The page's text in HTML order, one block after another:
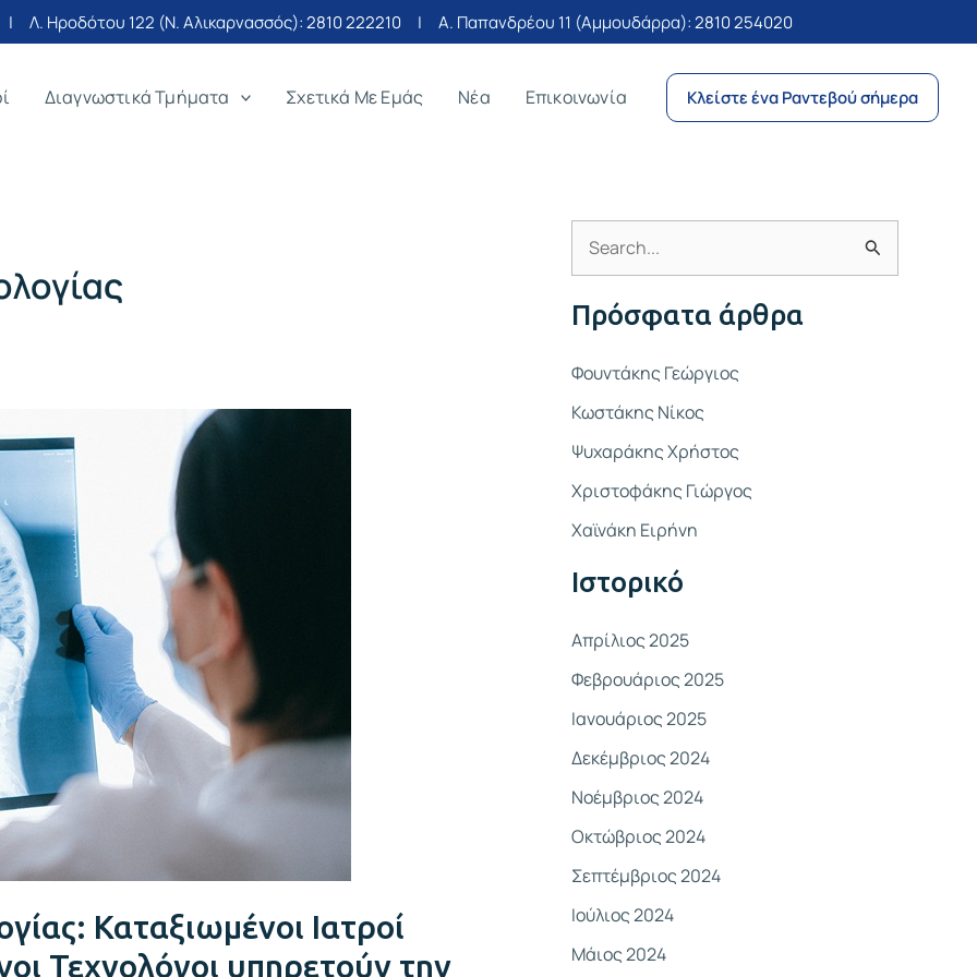
| Λ. Ηροδότου 122 (Ν. Αλικαρνασσός):2810 222210 | Α. Παπανδρέου 11 (Αμμουδάρρα):2810 254020
Διαγνωστικά Τμήματα Σχετικά Με Εμάς Νέα Επικοινωνία Κλείστε ένα Ραντεβού σήμερα
Καταξιωμένοι Ιατροί
Τεχνολόγοι υπηρετούν την
α
τ
η
σ
η
α
:
Πρόσφατα άρθρα
Φουντάκης Γεώργιος
Κωστάκης Νίκος
Ψυχαράκης Χρήστος
Χριστοφάκης Γιώργος
Χαϊνάκη Ειρήνη
Ιστορικό
Απρίλιος 2025
Φεβρουάριος 2025
Ιανουάριος 2025
Δεκέμβριος 2024
Νοέμβριος 2024
Οκτώβριος 2024
Σεπτέμβριος 2024
Ιούλιος 2024
Μάιος 2024